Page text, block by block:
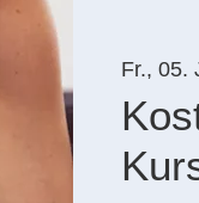
Fr., 05.